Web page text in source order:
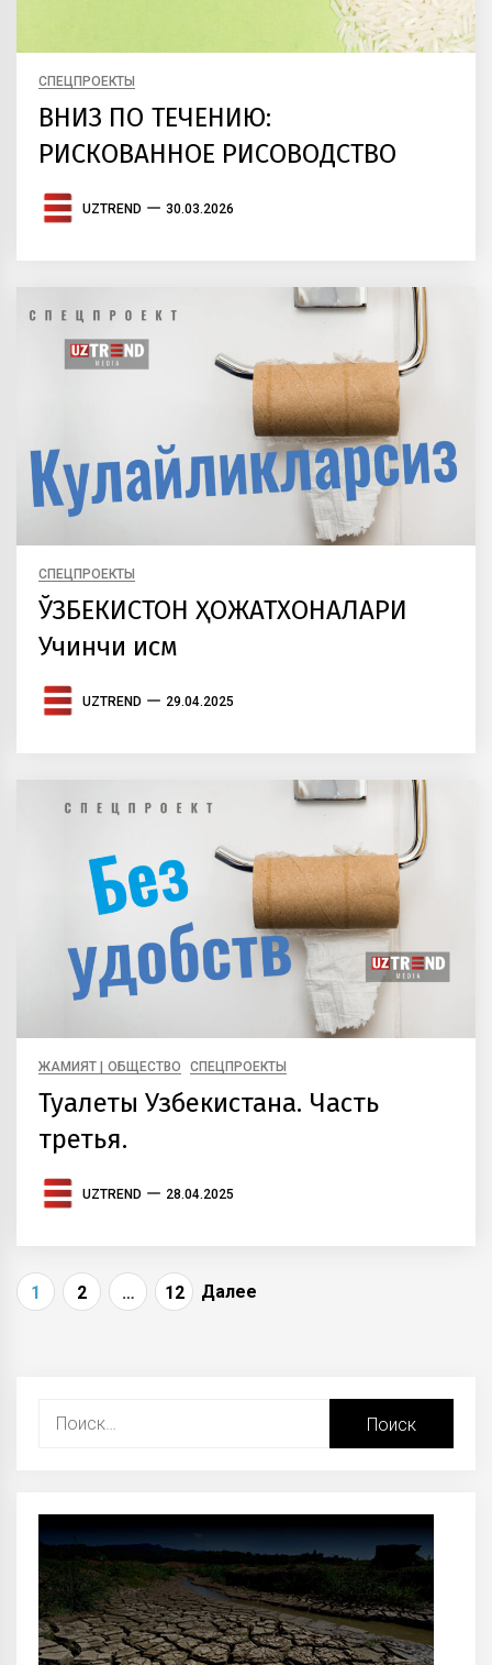
СПЕЦПРОЕКТЫ
ВНИЗ ПО ТЕЧЕНИЮ:
РИСКОВАННОЕ РИСОВОДСТВО
UZTREND 30.03.2026
СПЕЦПРОЕКТЫ
ЎЗБЕКИСТОН ҲОЖАТХОНАЛАРИ
Учинчи қисм
UZTREND 29.04.2025
ЖАМИЯТ | ОБЩЕСТВО СПЕЦПРОЕКТЫ
Туалеты Узбекистана. Часть
третья.
UZTREND 28.04.2025
Навигация
1 2 … 12 Далее
Найти: